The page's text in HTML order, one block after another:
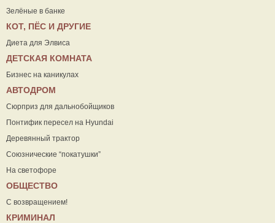
Зелёные в банке
КОТ, ПЁС И ДРУГИЕ
Диета для Элвиса
ДЕТСКАЯ КОМНАТА
Бизнес на каникулах
АВТОДРОМ
Сюрприз для дальнобойщиков
Понтифик пересел на Hyundai
Деревянный трактор
Союзнические “покатушки”
На светофоре
ОБЩЕСТВО
С возвращением!
КРИМИНАЛ